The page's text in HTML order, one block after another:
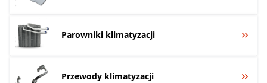
Parowniki klimatyzacji
Przewody klimatyzacji